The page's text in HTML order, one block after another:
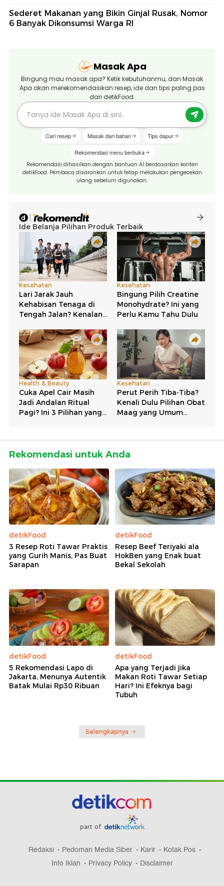
Sederet Makanan yang Bikin Ginjal Rusak, Nomor
6 Banyak Dikonsumsi Warga RI
Masak Apa
Bingung mau masak apa? Ketik kebutuhanmu, dan Masak
Apa akan merekomendasikan resep, ide dan tips paling pas
dari detikFood.
Cari resep Masak dari bahan Tips dapur
Rekomendasi menu berbuka
Rekomendasi dihasilkan dengan bantuan AI berdasarkan konten
detikFood. Pembaca disarankan untuk tetap melakukan pengecekan
ulang sebelum digunakan.
Rekomendasi untuk Anda
detikFood
3 Resep Roti Tawar Praktis
yang Gurih Manis, Pas Buat
Sarapan
detikFood
Resep Beef Teriyaki ala
HokBen yang Enak buat
Bekal Sekolah
detikFood
5 Rekomendasi Lapo di
Jakarta, Menunya Autentik
Batak Mulai Rp30 Ribuan
detikFood
Apa yang Terjadi jika
Makan Roti Tawar Setiap
Hari? Ini Efeknya bagi
Tubuh
Selengkapnya
part of
Redaksi Pedoman Media Siber Karir
Kotak Pos
Info Iklan
Privacy Policy Disclaimer